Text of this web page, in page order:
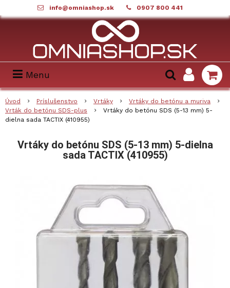
info@omniashop.sk 0907 800 441
Menu
Úvod Príslušenstvo Vrtáky
Vrtáky do betónu a muriva
Vrták do betónu SDS-plus
Vrtáky do betónu SDS (5-13 mm) 5-
dielna sada TACTIX (410955)
Vrtáky do betónu SDS (5-13 mm) 5-dielna
sada TACTIX (410955)